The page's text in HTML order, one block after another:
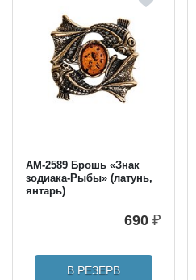
AM-2589 Брошь «Знак
зодиака-Рыбы» (латунь,
янтарь)
690 ₽
В РЕЗЕРВ